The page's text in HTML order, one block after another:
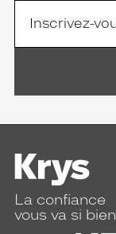
La confiance
vous va si bien